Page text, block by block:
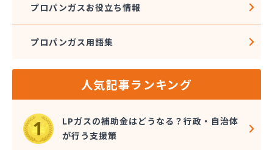
(株)久松石油
(株)橋本屋燃料店
(株)郡司
(株)桜井石油
(株)山中ストアー
(株)鹿島製油
(株)守谷商会
(株)小義商事
プロパンガスお役立ち情報
プロパンガス用語集
人気記事ランキング
LPガスの補助金はどうなる？行政・自治体
が行う支援策